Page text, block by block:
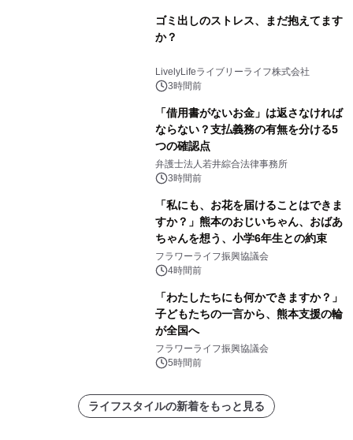
ゴミ出しのストレス、まだ抱えてます
か？
LivelyLifeライブリーライフ株式会社
3時間前
「借用書がないお金」は返さなければ
ならない？支払義務の有無を分ける5
つの確認点
弁護士法人若井綜合法律事務所
3時間前
「私にも、お花を届けることはできま
すか？」熊本のおじいちゃん、おばあ
ちゃんを想う、小学6年生との約束
フラワーライフ振興協議会
4時間前
「わたしたちにも何かできますか？」
子どもたちの一言から、熊本支援の輪
が全国へ
フラワーライフ振興協議会
5時間前
ライフスタイルの新着をもっと見る